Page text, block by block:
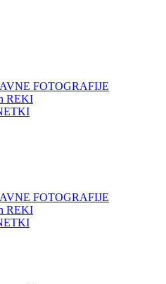
FOTOGRAFIJE
REKI
FOTOGRAFIJE
REKI